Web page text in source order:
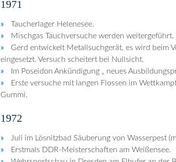
1971
Taucherlager Helenesee.
Mischgas Tauchversuche werden weitergeführt.
Gerd entwickelt Metallsuchgerät, es wird beim
eingesetzt. Versuch scheitert bei Nullsicht.
Im Poseidon Ankündigung „ neues
Erste versuche mit langen Flossen im
Gummi.
1972
Juli im Lösnitzbad Säuberung von Wasserpest
Erstmals DDR-Meisterschaften am Weißensee.